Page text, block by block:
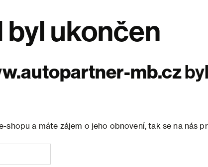
ukončen
mb.czbyl
shopu a máte zájem o jeho obnovení, tak se na nás